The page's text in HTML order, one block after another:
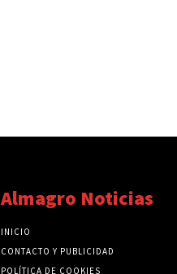
Almagro Noticias
INICIO
CONTACTO Y PUBLICIDAD
POLÍTICA DE COOKIES